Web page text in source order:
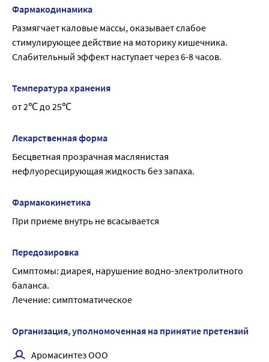
период грудного вскармливания возможен по
Фармакодинамика
Размягчает каловые массы, оказывает слабое
стимулирующее действие на моторику кишечника.
Слабительный эффект наступает через 6-8 часов.
Температура хранения
от 2℃ до 25℃
Лекарственная форма
Бесцветная прозрачная маслянистая
нефлуоресцирующая жидкость без запаха.
Фармакокинетика
При приеме внутрь не всасывается
Передозировка
Симптомы: диарея, нарушение водно-электролитного
баланса.
Лечение: симптоматическое
Организация, уполномоченная на принятие претензий
Аромасинтез ООО